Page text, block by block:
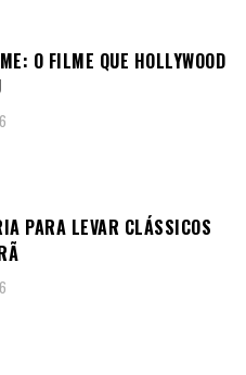
O FILME QUE HOLLYWOOD
PARA LEVAR CLÁSSICOS